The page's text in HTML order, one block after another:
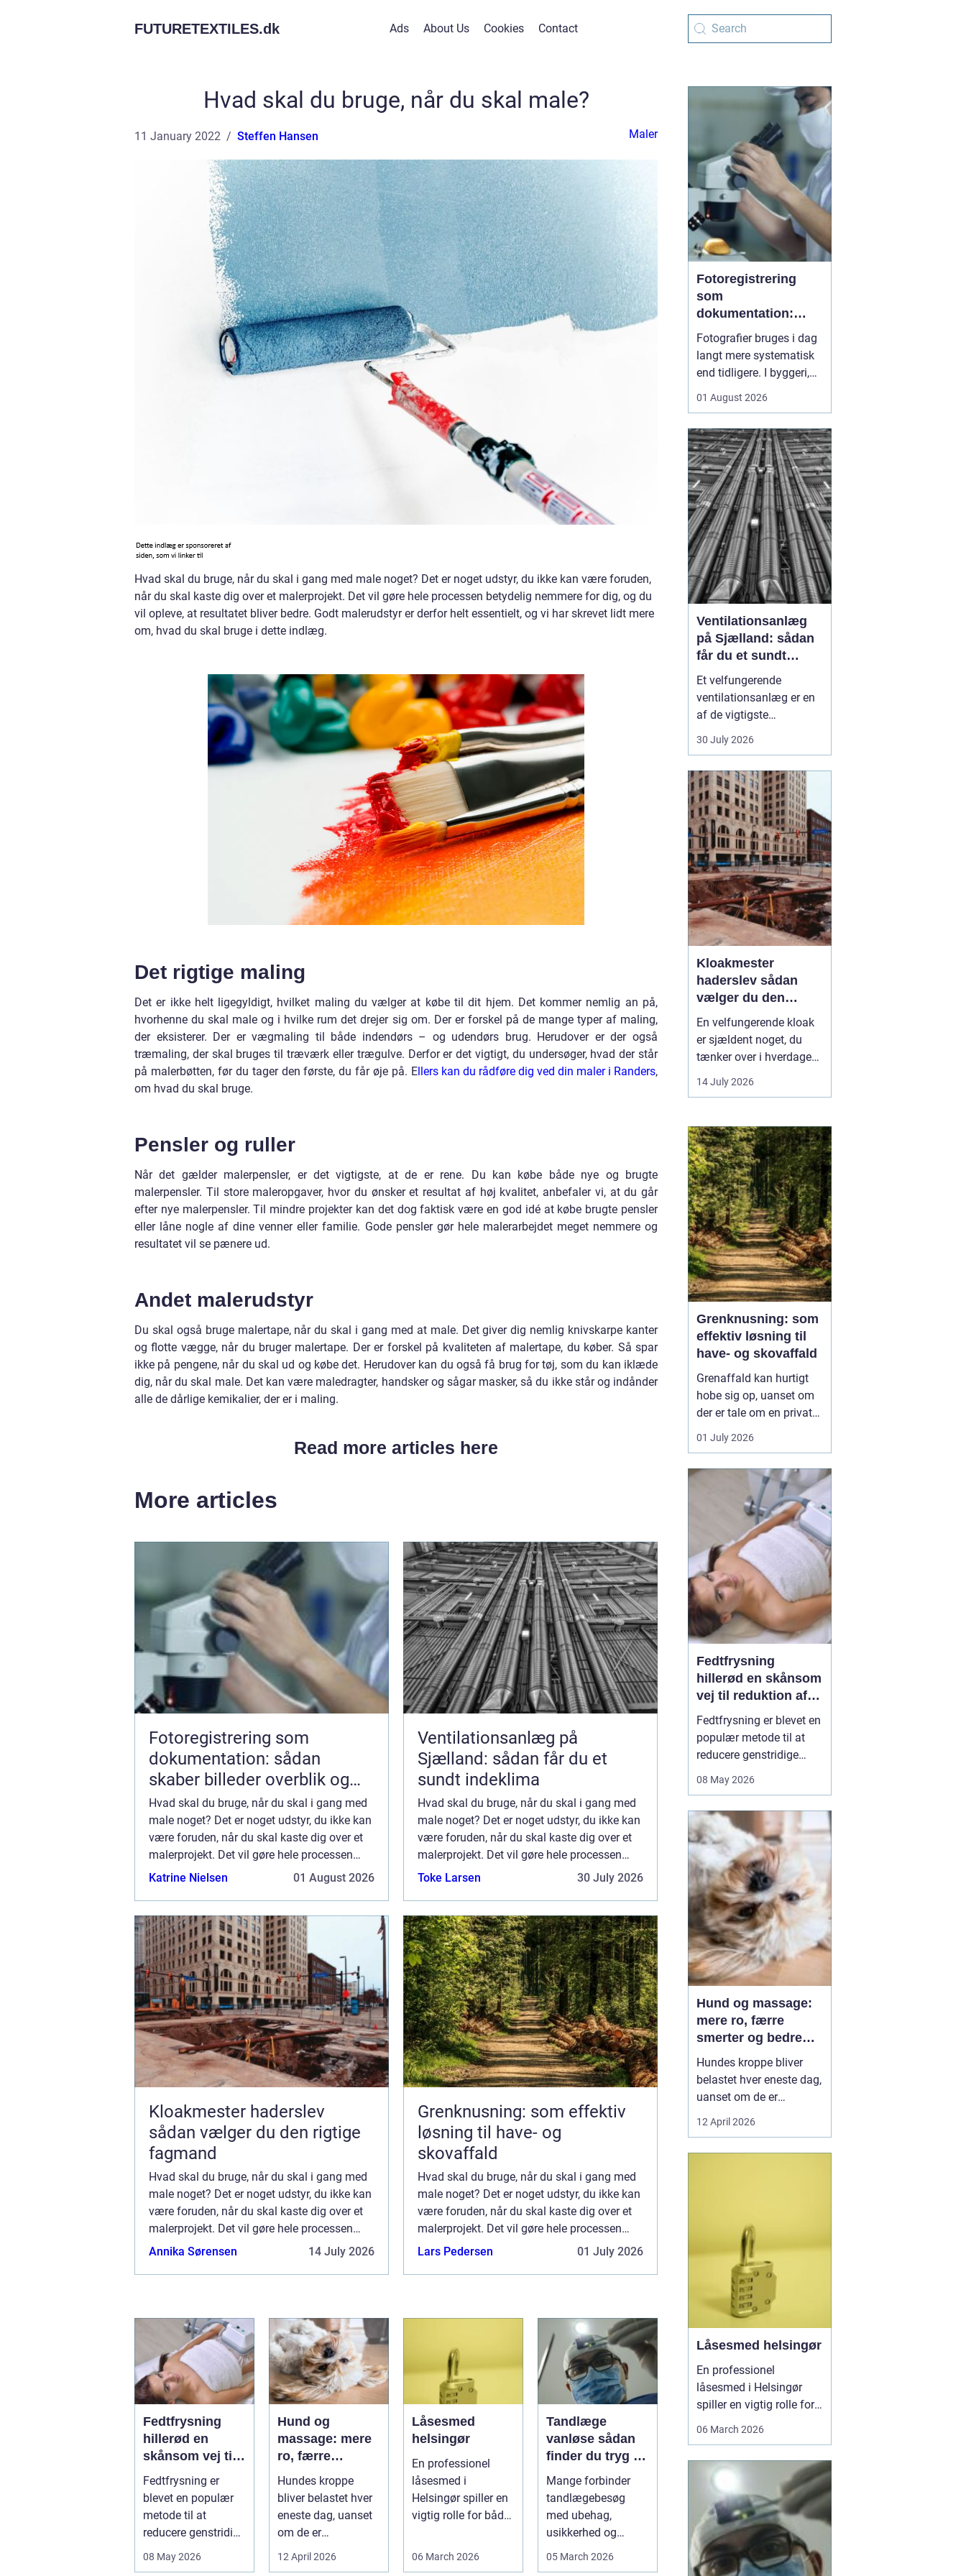
FUTURETEXTILES.dk Ads About Us Cookies Contact
Hvad skal du bruge, når du skal male?
11 January 2022 Steffen Hansen Maler
Hvad skal du bruge, når du skal i gang med male noget? Det er noget udstyr, du ikke kan være foruden,
når du skal kaste dig over et malerprojekt. Det vil gøre hele processen betydelig nemmere for dig, og du
vil opleve, at resultatet bliver bedre. Godt malerudstyr er derfor helt essentielt, og vi har skrevet lidt mere
om, hvad du skal bruge i dette indlæg.
Det rigtige maling
Det er ikke helt ligegyldigt, hvilket maling du vælger at købe til dit hjem. Det kommer nemlig an på,
hvorhenne du skal male og i hvilke rum det drejer sig om. Der er forskel på de mange typer af maling,
der eksisterer. Der er vægmaling til både indendørs – og udendørs brug. Herudover er der også
træmaling, der skal bruges til træværk eller trægulve. Derfor er det vigtigt, du undersøger, hvad der står
på malerbøtten, før du tager den første, du får øje på. Ellers kan du rådføre dig ved din maler i Randers,
om hvad du skal bruge.
Pensler og ruller
Når det gælder malerpensler, er det vigtigste, at de er rene. Du kan købe både nye og brugte
malerpensler. Til store maleropgaver, hvor du ønsker et resultat af høj kvalitet, anbefaler vi, at du går
efter nye malerpensler. Til mindre projekter kan det dog faktisk være en god idé at købe brugte pensler
eller låne nogle af dine venner eller familie. Gode pensler gør hele malerarbejdet meget nemmere og
resultatet vil se pænere ud.
Andet malerudstyr
Du skal også bruge malertape, når du skal i gang med at male. Det giver dig nemlig knivskarpe kanter
og flotte vægge, når du bruger malertape. Der er forskel på kvaliteten af malertape, du køber. Så spar
ikke på pengene, når du skal ud og købe det. Herudover kan du også få brug for tøj, som du kan iklæde
dig, når du skal male. Det kan være maledragter, handsker og sågar masker, så du ikke står og indånder
alle de dårlige kemikalier, der er i maling.
Read more articles here
More articles
Fotoregistrering som
dokumentation: sådan
skaber billeder overblik og
tryghed
Hvad skal du bruge, når du skal i gang med
male noget? Det er noget udstyr, du ikke kan
være foruden, når du skal kaste dig over et
malerprojekt. Det vil gøre hele processen
betydelig nemmere for dig, og du vil opleve,
Katrine Nielsen 01 August 2026
Ventilationsanlæg på
Sjælland: sådan får du et
sundt indeklima
Hvad skal du bruge, når du skal i gang med
male noget? Det er noget udstyr, du ikke kan
være foruden, når du skal kaste dig over et
malerprojekt. Det vil gøre hele processen
betydelig nemmere for dig, og du vil opleve,
Toke Larsen 30 July 2026
Kloakmester haderslev
sådan vælger du den rigtige
fagmand
Hvad skal du bruge, når du skal i gang med
male noget? Det er noget udstyr, du ikke kan
være foruden, når du skal kaste dig over et
malerprojekt. Det vil gøre hele processen
betydelig nemmere for dig, og du vil opleve,
Annika Sørensen 14 July 2026
Grenknusning: som effektiv
løsning til have- og
skovaffald
Hvad skal du bruge, når du skal i gang med
male noget? Det er noget udstyr, du ikke kan
være foruden, når du skal kaste dig over et
malerprojekt. Det vil gøre hele processen
betydelig nemmere for dig, og du vil opleve,
Lars Pedersen 01 July 2026
Fedtfrysning
hillerød en
skånsom vej til
reduktion af
lokale
fedtdepoter
Fedtfrysning er
blevet en populær
metode til at
reducere genstridige
fedtdepoter, som
ikke reagerer ...
08 May 2026
Hund og
massage: mere
ro, færre
smerter og
bedre
bevægelse
Hundes kroppe
bliver belastet hver
eneste dag, uanset
om de er
familiehunde,
jagthunde,
12 April 2026
Låsesmed
helsingør
En professionel
låsesmed i
Helsingør spiller en
vigtig rolle for både
når nøgler...
06 March 2026
Tandlæge
vanløse sådan
finder du tryg og
professionel
tandpleje
Mange forbinder
tandlægebesøg
med ubehag,
usikkerhed og
bekymring for både
05 March 2026
Fotoregistrering
som
dokumentation:
sådan skaber
billeder overblik og
tryghed
Fotografier bruges i dag
langt mere systematisk
end tidligere. I byggeri,
arbejdsmiljø arbejder
fotoregistrering somen
fast del af
dokumentation...
01 August 2026
Ventilationsanlæg
på Sjælland: sådan
får du et sundt
indeklima
Et velfungerende
ventilationsanlæg er en
af de vigtigste
forudsætninger for et
sundt og behageligt
boligen eller på
arbejdspladsen bliver
tung, fugtig eller for
varm, påvirker det både
komfo...
30 July 2026
Kloakmester
haderslev sådan
vælger du den
rigtige fagmand
En velfungerende kloak
er sjældent noget, du
tænker over i hverdagen.
Men når vandet
pludselig står i kælderen,
bliver behovet for en
kompetent kloakmester
meget tydeligt. I
Haderslev og omegn er
der flere muligheder,
men...
14 July 2026
Grenknusning: som
effektiv løsning til
have- og skovaffald
Grenaffald kan hurtigt
hobe sig op, uanset om
der er tale om en privat
have, læhegn langs
marken eller større
oplever, at bunker af
grene, kvas og toppe
både skæmmer området
og gør det svæ...
01 July 2026
Fedtfrysning
hillerød en skånsom
vej til reduktion af
lokale fedtdepoter
Fedtfrysning er blevet en
populær metode til at
reducere genstridige
reagerer på kost og
ikke en slankekur, men et
supplement for dig, der
er tæt på din idealvægt
og ønsker at forme
kroppen enkelte steder...
08 May 2026
Hund og massage:
mere ro, færre
smerter og bedre
bevægelse
Hundes kroppe bliver
belastet hver eneste dag,
uanset om de er
familiehunde, jagthunde,
konkurrencehunde eller
12 April 2026
Låsesmed helsingør
En professionel
låsesmed i Helsingør
spiller en vigtig rolle for
både private og erhverv,
sikkerheden skal
opgraderes. I en by med
mange ældre
ejendomme,
sommerhuse og
moderne boliger er der
06 March 2026